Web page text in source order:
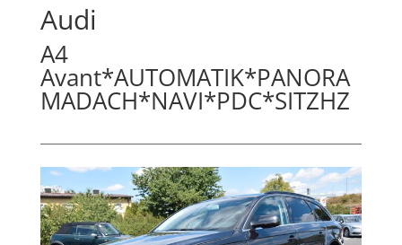
Audi
A4
Avant*AUTOMATIK*PANORA
MADACH*NAVI*PDC*SITZHZ